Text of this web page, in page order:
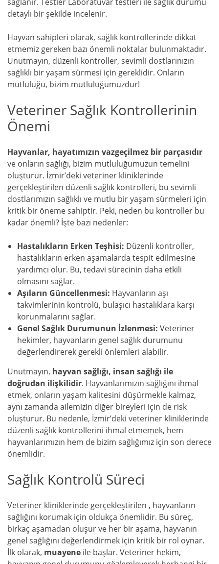
detaylı bir şekilde incelenir.
Hayvan sahipleri olarak, sağlık kontrollerinde dikkat
etmemiz gereken bazı önemli noktalar bulunmaktadır.
Unutmayın, düzenli kontroller, sevimli dostlarınızın
sağlıklı bir yaşam sürmesi için gereklidir. Onların
mutluluğu, bizim mutluluğumuzdur!
Veteriner Sağlık Kontrollerinin
Önemi
Hayvanlar, hayatımızın vazgeçilmez bir parçasıdır
ve onların sağlığı, bizim mutluluğumuzun temelini
oluşturur. İzmir’deki veteriner kliniklerinde
gerçekleştirilen düzenli sağlık kontrolleri, bu sevimli
dostlarımızın sağlıklı ve mutlu bir yaşam sürmeleri için
kritik bir öneme sahiptir. Peki, neden bu kontroller bu
kadar önemli? İşte bazı nedenler:
Hastalıkların Erken Teşhisi: Düzenli kontroller,
hastalıkların erken aşamalarda tespit edilmesine
yardımcı olur. Bu, tedavi sürecinin daha etkili
olmasını sağlar.
Aşıların Güncellenmesi: Hayvanların aşı
takvimlerinin kontrolü, bulaşıcı hastalıklara karşı
korunmalarını sağlar.
Genel Sağlık Durumunun İzlenmesi: Veteriner
hekimler, hayvanların genel sağlık durumunu
değerlendirerek gerekli önlemleri alabilir.
Unutmayın, hayvan sağlığı, insan sağlığı ile
doğrudan ilişkilidir. Hayvanlarımızın sağlığını ihmal
etmek, onların yaşam kalitesini düşürmekle kalmaz,
aynı zamanda ailemizin diğer bireyleri için de risk
oluşturur. Bu nedenle, İzmir’deki veteriner kliniklerinde
düzenli sağlık kontrollerini ihmal etmemek, hem
hayvanlarımızın hem de bizim sağlığımız için son derece
önemlidir.
Sağlık Kontrolü Süreci
Veteriner kliniklerinde gerçekleştirilen , hayvanların
sağlığını korumak için oldukça önemlidir. Bu süreç,
birkaç aşamadan oluşur ve her bir aşama, hayvanın
genel sağlığını değerlendirmek için kritik bir rol oynar.
İlk olarak, muayene ile başlar. Veteriner hekim,